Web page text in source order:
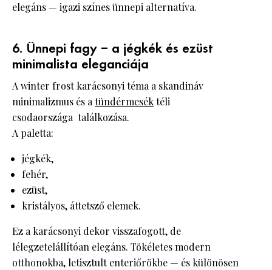
elegáns — igazi színes ünnepi alternatíva.
6. Ünnepi fagy – a jégkék és ezüst
minimalista eleganciája
A winter frost karácsonyi téma a skandináv
minimalizmus és atündérmeséktéli
csodaországa találkozása.
A paletta:
jégkék,
fehér,
ezüst,
kristályos, áttetsző elemek.
Ez a karácsonyi dekor visszafogott, de
lélegzetelállítóan elegáns. Tökéletes modern
otthonokba, letisztult enteriőrökbe — és különösen